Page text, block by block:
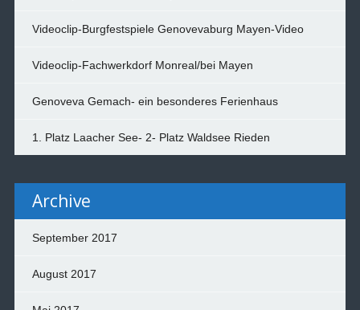
Videoclip-Burgfestspiele Genovevaburg Mayen-Video
Videoclip-Fachwerkdorf Monreal/bei Mayen
Genoveva Gemach- ein besonderes Ferienhaus
1. Platz Laacher See- 2- Platz Waldsee Rieden
Archive
September 2017
August 2017